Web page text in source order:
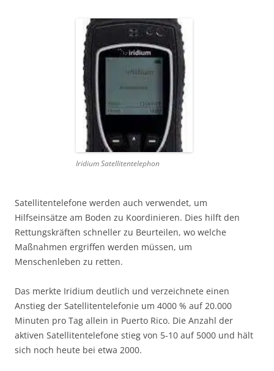
Iridium Satellitentelephon
Satellitentelefone werden auch verwendet, um
Hilfseinsätze am Boden zu Koordinieren. Dies hilft den
Rettungskräften schneller zu Beurteilen, wo welche
Maßnahmen ergriffen werden müssen, um
Menschenleben zu retten.
Das merkte Iridium deutlich und verzeichnete einen
Anstieg der Satellitentelefonie um 4000 % auf 20.000
Minuten pro Tag allein in Puerto Rico. Die Anzahl der
aktiven Satellitentelefone stieg von 5-10 auf 5000 und hält
sich noch heute bei etwa 2000.